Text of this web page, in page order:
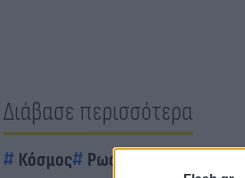
Διάβασε περισσότερα
Κόσμος Ρωσία